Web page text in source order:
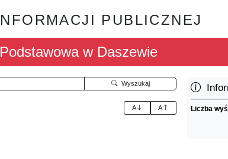
PUBLICZNEJ
w Daszewie
Wyszukaj
A A Liczba